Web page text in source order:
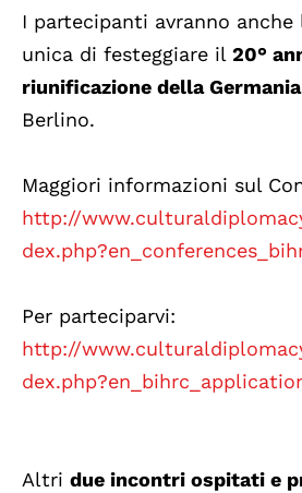
I partecipanti avranno
unica di festeggiare il 20°
riunificazione della Germania
Berlino.
Maggiori informazioni sul
http://
Per parteciparvi:
http://
Altri due incontri ospitati e